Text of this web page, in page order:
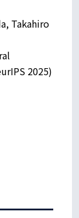
Takahiro
2025)